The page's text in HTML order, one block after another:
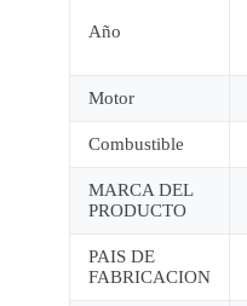
Año
Motor
Combustible
MARCA DEL
PRODUCTO
PAIS DE
FABRICACION